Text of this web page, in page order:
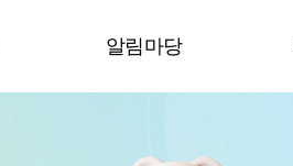
알림마당